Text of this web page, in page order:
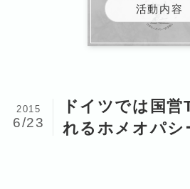
活動内容
ドイツでは国営
れるホメオパシ
2015
6/23